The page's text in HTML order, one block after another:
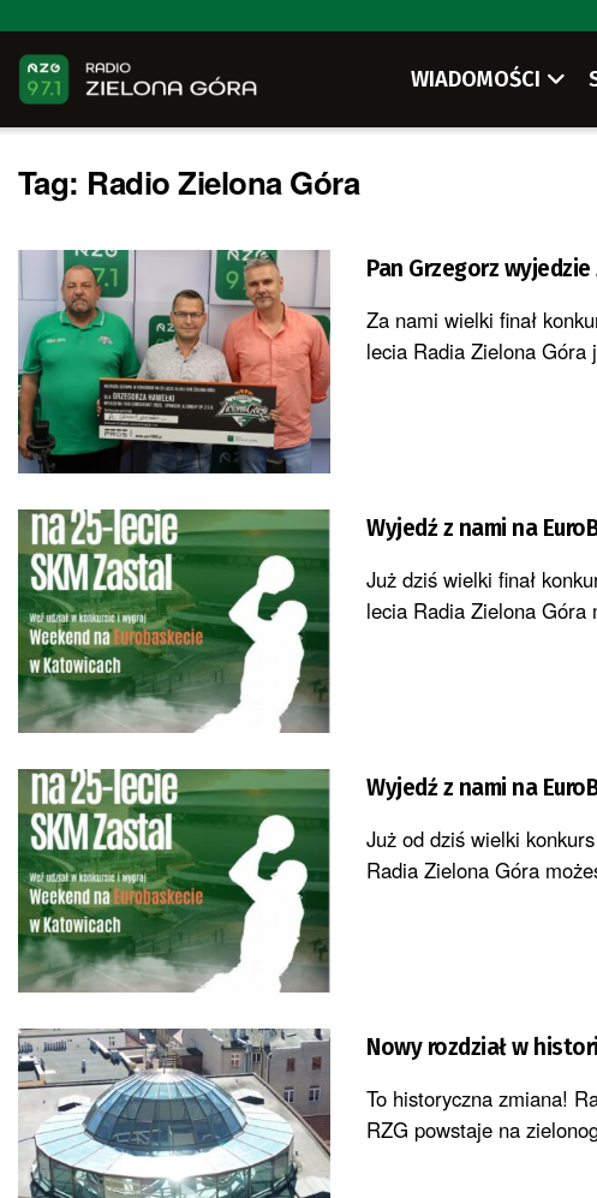
WIADOMOŚCI
Tag: Radio Zielona Góra
Pan Grzegorz
Za nami wielki finał
lecia Radia Zielona Góra
Wyjedź z nami na
Już dziś wielki finał
lecia Radia Zielona Góra
Wyjedź z nami na
Już od dziś wielki
Radia Zielona Góra
Nowy rozdział w
To historyczna zmiana!
RZG powstaje na